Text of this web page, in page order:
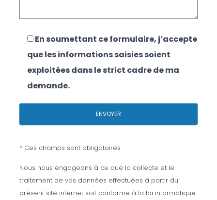
En soumettant ce formulaire, j’accepte
que les informations saisies soient
exploitées dans le strict cadre de ma
demande.
* Ces champs sont obligatoires
Nous nous engageons à ce que la collecte et le
traitement de vos données effectuées à partir du
présent site internet soit conforme à la loi informatique